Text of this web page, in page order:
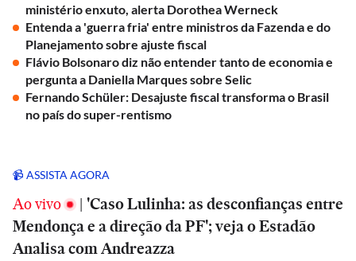
ministério enxuto, alerta Dorothea Werneck
Entenda a 'guerra fria' entre ministros da Fazenda e do
Planejamento sobre ajuste fiscal
Flávio Bolsonaro diz não entender tanto de economia e
pergunta a Daniella Marques sobre Selic
Fernando Schüler: Desajuste fiscal transforma o Brasil
no país do super-rentismo
📹 ASSISTA AGORA
Ao vivo | 'Caso Lulinha: as desconfianças entre
Mendonça e a direção da PF'; veja o Estadão
Analisa com Andreazza